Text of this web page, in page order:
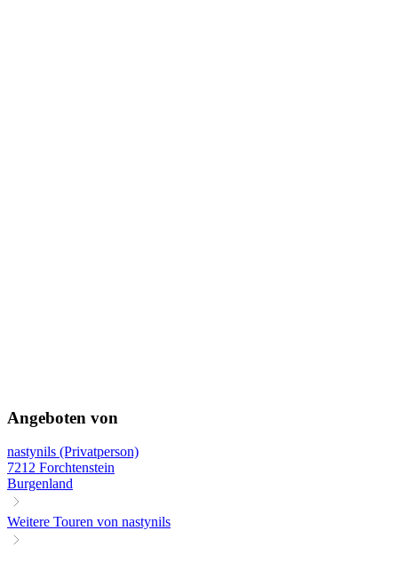
Angeboten von
nastynils (Privatperson)
7212 Forchtenstein
Burgenland
Weitere Touren von nastynils